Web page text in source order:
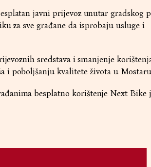
javni prijevoz unutar gradskog
za sve građane da isprobaju usluge i
sredstava i smanjenje
i poboljšanju kvalitete života u
besplatno korištenje Next Bike